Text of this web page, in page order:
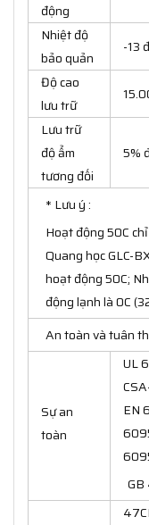
động
Nhiệt độ
bảo quản
-13
Độ cao
lưu trữ
Lưu trữ
độ ẩm
tương đối
5%
* Lưu ý :
Hoạt động 50C
Quang học GLC-
hoạt động 50C;
động lạnh là 0C
An toàn và tuân
Sự an
toàn
UL
EN
GB